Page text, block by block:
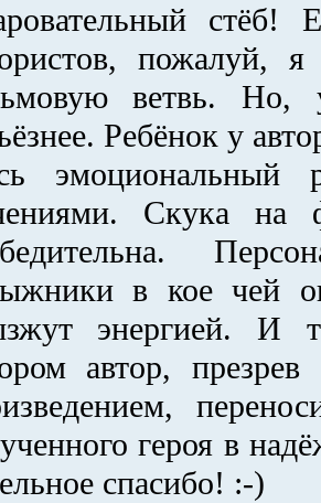
пожалуй,
ветвь. Но,
Ребёнок у
эмоциональный
Скука на
в кое чей
энергией. И
автор,
героя в
спасибо! :-)